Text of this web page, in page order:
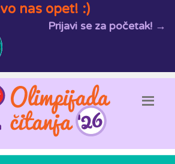
nas opet! :)
Prijavi se za početak! →